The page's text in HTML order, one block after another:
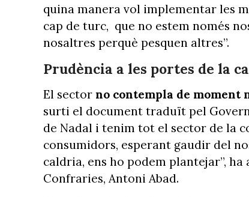
quina manera vol implementar les
cap de turc, que no estem només
nosaltres perquè pesquen altres”.
Prudència a les portes de la
El sector no contempla de moment
surti el document traduït pel
de Nadal i tenim tot el sector de la
consumidors, esperant gaudir del
caldria, ens ho podem plantejar”,
Confraries, Antoni Abad.